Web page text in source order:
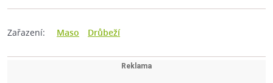
Zařazení: Maso Drůbeží